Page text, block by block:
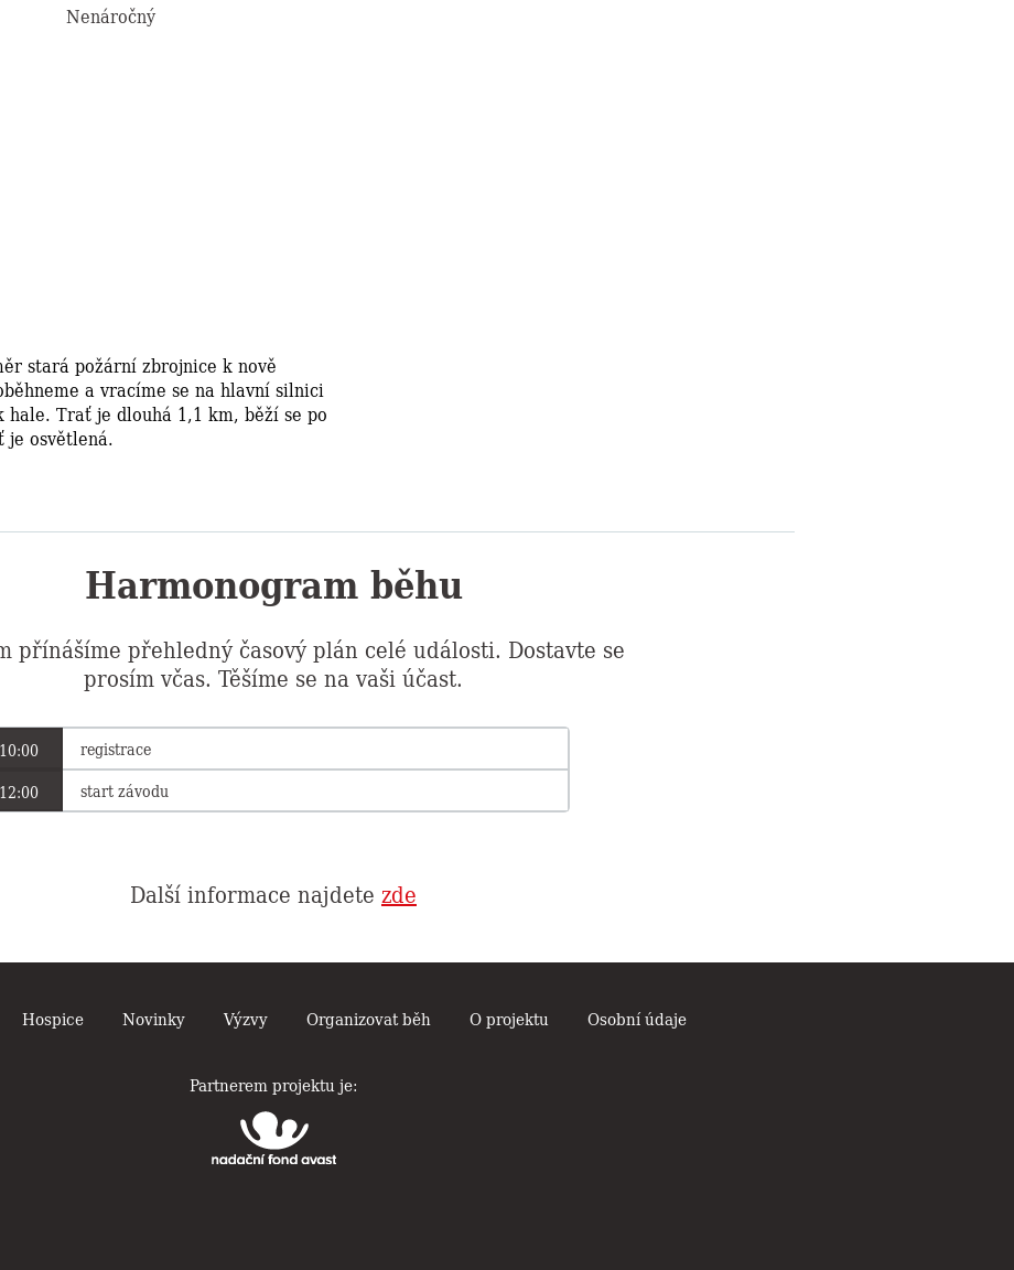
Nenáročný
stará požární zbrojnice k nově
a vracíme se na hlavní silnici
Trať je dlouhá 1,1 km, běží se po
je osvětlená.
Harmonogram běhu
přínášíme přehledný časový plán celé události. Dostavte se
prosím včas. Těšíme se na vaši účast.
10:00
registrace
12:00
start závodu
Další informace najdete zde
Hospice Novinky Výzvy Organizovat běh O projektu Osobní údaje
Partnerem projektu je: